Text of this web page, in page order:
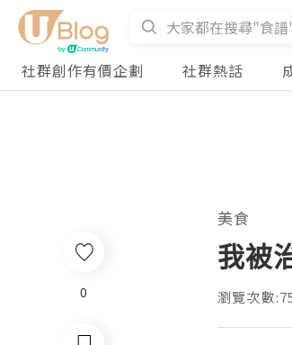
社群創作有價企劃
社群熱話
0
美食
我被
瀏覽次數